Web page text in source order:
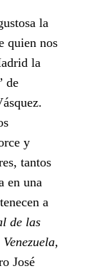
la
quien nos
la
de
y
tantos
en una
a
de las
José